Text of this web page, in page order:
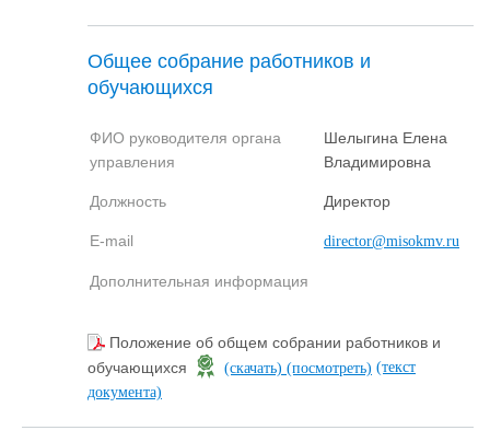
Общее собрание работников и
обучающихся
ФИО руководителя органа
управления
Шелыгина Елена
Владимировна
Должность Директор
E-mail director@misokmv.ru
Дополнительная информация
Положение об общем собрании работников и
обучающихся
(скачать) (посмотреть) (текст
документа)